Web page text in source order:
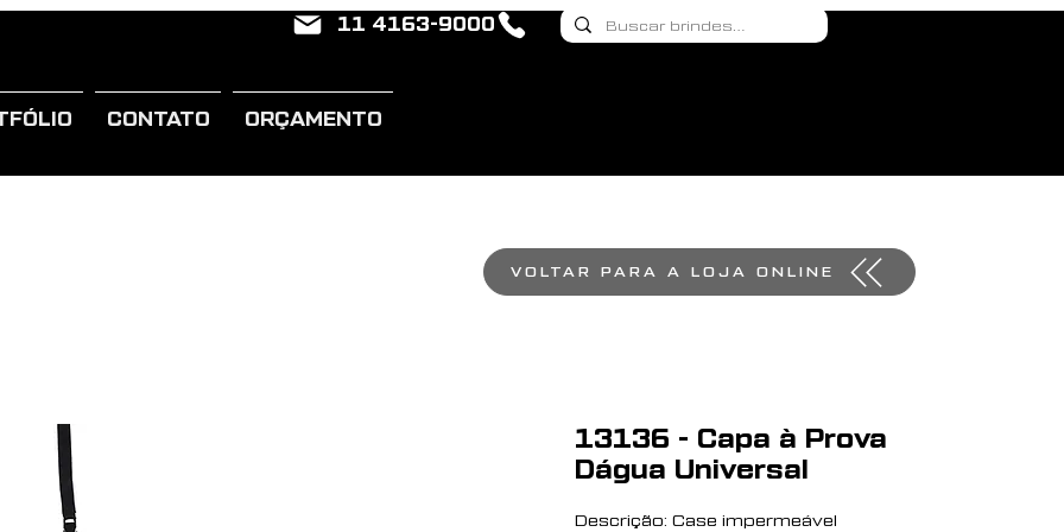
11 4163-9000
CONTATO ORÇAMENTO
13136 - Capa à Prova
Dágua Universal
Descrição: Case impermeável
VOLTAR PARA A LOJA ONLINE